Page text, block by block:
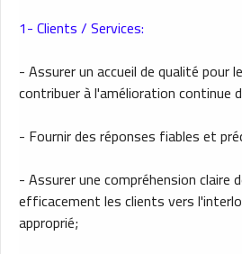
1- Clients / Services:
- Assurer un accueil de qualité pour
contribuer à l'amélioration continue
- Fournir des réponses fiables et
- Assurer une compréhension claire
efficacement les clients vers
approprié;